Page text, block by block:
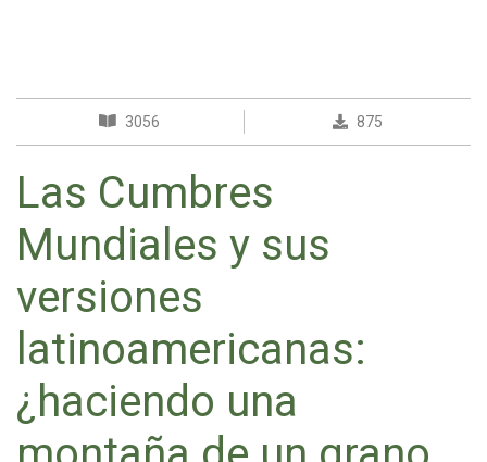
3056 875
Las Cumbres
Mundiales y sus
versiones
latinoamericanas:
¿haciendo una